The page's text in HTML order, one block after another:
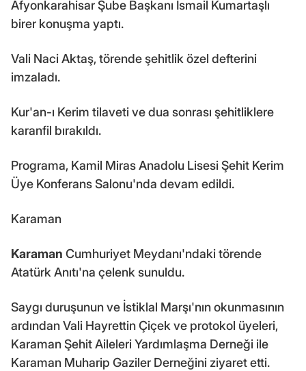
Afyonkarahisar Şube Başkanı İsmail Kumartaşlı
birer konuşma yaptı.
Vali Naci Aktaş, törende şehitlik özel defterini
imzaladı.
Kur'an-ı Kerim tilaveti ve dua sonrası şehitliklere
karanfil bırakıldı.
Programa, Kamil Miras Anadolu Lisesi Şehit Kerim
Üye Konferans Salonu'nda devam edildi.
Karaman
Karaman Cumhuriyet Meydanı'ndaki törende
Atatürk Anıtı'na çelenk sunuldu.
Saygı duruşunun ve İstiklal Marşı'nın okunmasının
ardından Vali Hayrettin Çiçek ve protokol üyeleri,
Karaman Şehit Aileleri Yardımlaşma Derneği ile
Karaman Muharip Gaziler Derneğini ziyaret etti.